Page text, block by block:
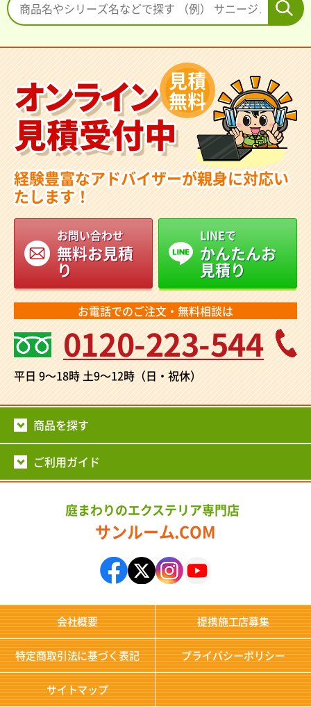
オンライン
見積受付中
見積
無料
経験豊富なアドバイザーが親身に対応い
たします！
お問い合わせ
無料お見積
り
LINEで
かんたんお
見積り
お電話でのご注文・無料相談は
0120-223-544
平日 9～18時土9～12時（日・祝休）
商品を探す
ご利用ガイド
庭まわりのエクステリア専門店
サンルーム.COM
会社概要 提携施工店募集
特定商取引法に基づく表記 プライバシーポリシー
サイトマップ